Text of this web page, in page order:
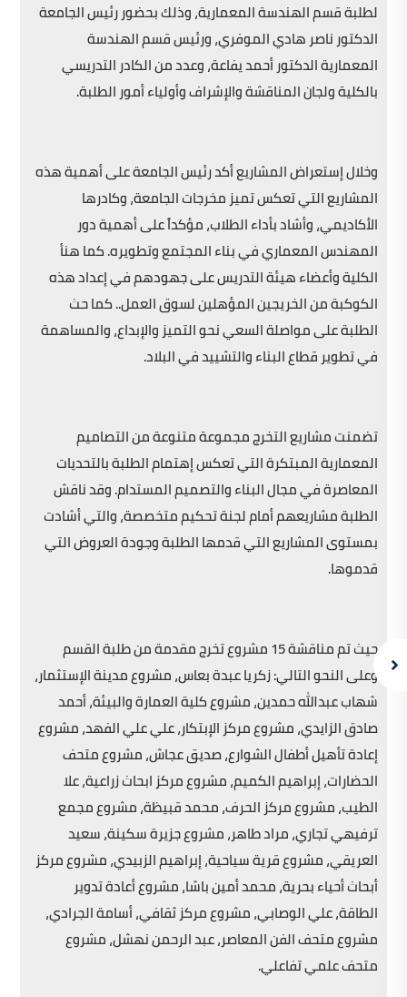
لطلبة قسم الهندسة المعمارية، وذلك بحضور رئيس الجامعة
الدكتور ناصر هادي الموفري، ورئيس قسم الهندسة
المعمارية الدكتور أحمد يفاعة، وعدد من الكادر التدريسي
بالكلية ولجان المناقشة والإشراف وأولياء أمور الطلبة.
وخلال إستعراض المشاريع أكد رئيس الجامعة على أهمية هذه
المشاريع التي تعكس تميز مخرجات الجامعة، وكادرها
الأكاديمي، وأشاد بأداء الطلاب، مؤكداً على أهمية دور
المهندس المعماري في بناء المجتمع وتطويره. كما هنأ
الكلية وأعضاء هيئة التدريس على جهودهم في إعداد هذه
الكوكبة من الخريجين المؤهلين لسوق العمل.. كما حث
الطلبة على مواصلة السعي نحو التميز والإبداع، والمساهمة
في تطوير قطاع البناء والتشييد في البلاد.
تضمنت مشاريع التخرج مجموعة متنوعة من التصاميم
المعمارية المبتكرة التي تعكس إهتمام الطلبة بالتحديات
المعاصرة في مجال البناء والتصميم المستدام. وقد ناقش
الطلبة مشاريعهم أمام لجنة تحكيم متخصصة، والتي أشادت
بمستوى المشاريع التي قدمها الطلبة وجودة العروض التي
قدموها.
حيث تم مناقشة 15 مشروع تخرج مقدمة من طلبة القسم
وعلى النحو التالي: زكريا عبدة بعاس، مشروع مدينة الإستثمار،
شهاب عبدالله حمدين، مشروع كلية العمارة والبيئة، أحمد
صادق الزايدي، مشروع مركز الإبتكار، علي علي الفهد، مشروع
إعادة تأهيل أطفال الشوارع، صديق عجاش، مشروع متحف
الحضارات، إبراهيم الكميم، مشروع مركز ابحاث زراعية، علا
الطيب، مشروع مركز الحرف، محمد قبيظة، مشروع مجمع
ترفيهي تجاري، مراد طاهر، مشروع جزيرة سكينة، سعيد
العريقي، مشروع قرية سياحية، إبراهيم الزبيدي، مشروع مركز
أبحاث أحياء بحرية، محمد أمين باشا، مشروع أعادة تدوير
الطاقة، علي الوصابي، مشروع مركز ثقافي، أسامة الجرادي،
مشروع متحف الفن المعاصر، عبد الرحمن نهشل، مشروع
متحف علمي تفاعلي.